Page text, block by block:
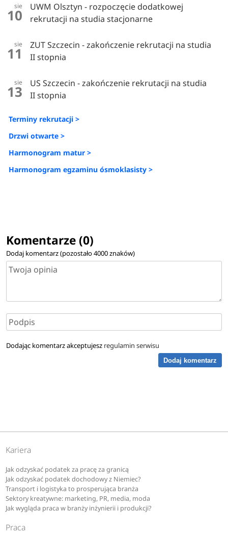
sie
10
UWM Olsztyn - rozpoczęcie dodatkowej
rekrutacji na studia stacjonarne
sie
11
ZUT Szczecin - zakończenie rekrutacji na studia
II stopnia
sie
13
US Szczecin - zakończenie rekrutacji na studia
II stopnia
Terminy rekrutacji >
Drzwi otwarte >
Harmonogram matur >
Harmonogram egzaminu ósmoklasisty >
Komentarze (0)
Dodaj komentarz (pozostało4000znaków)
Dodając komentarz akceptujesz regulamin serwisu
Dodaj komentarz
Kariera
Jak odzyskać podatek za pracę za granicą
Jak odzyskać podatek dochodowy z Niemiec?
Transport i logistyka to prosperująca branża
Sektory kreatywne: marketing, PR, media, moda
Jak wygląda praca w branży inżynierii i produkcji?
Praca